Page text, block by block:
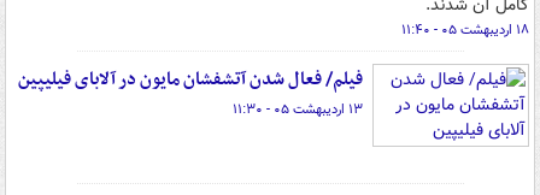
۱۸ اردیبهشت ۰۵ - ۱۱:۴۰
فیلم/ فعال شدن آتشفشان مایون در آلابای فیلیپین
۱۳ اردیبهشت ۰۵ - ۱۱:۳۰